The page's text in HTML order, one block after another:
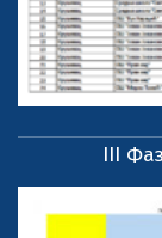
III